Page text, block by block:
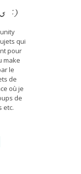
:)
qui
pour
make
le
de
où je
de
etc.